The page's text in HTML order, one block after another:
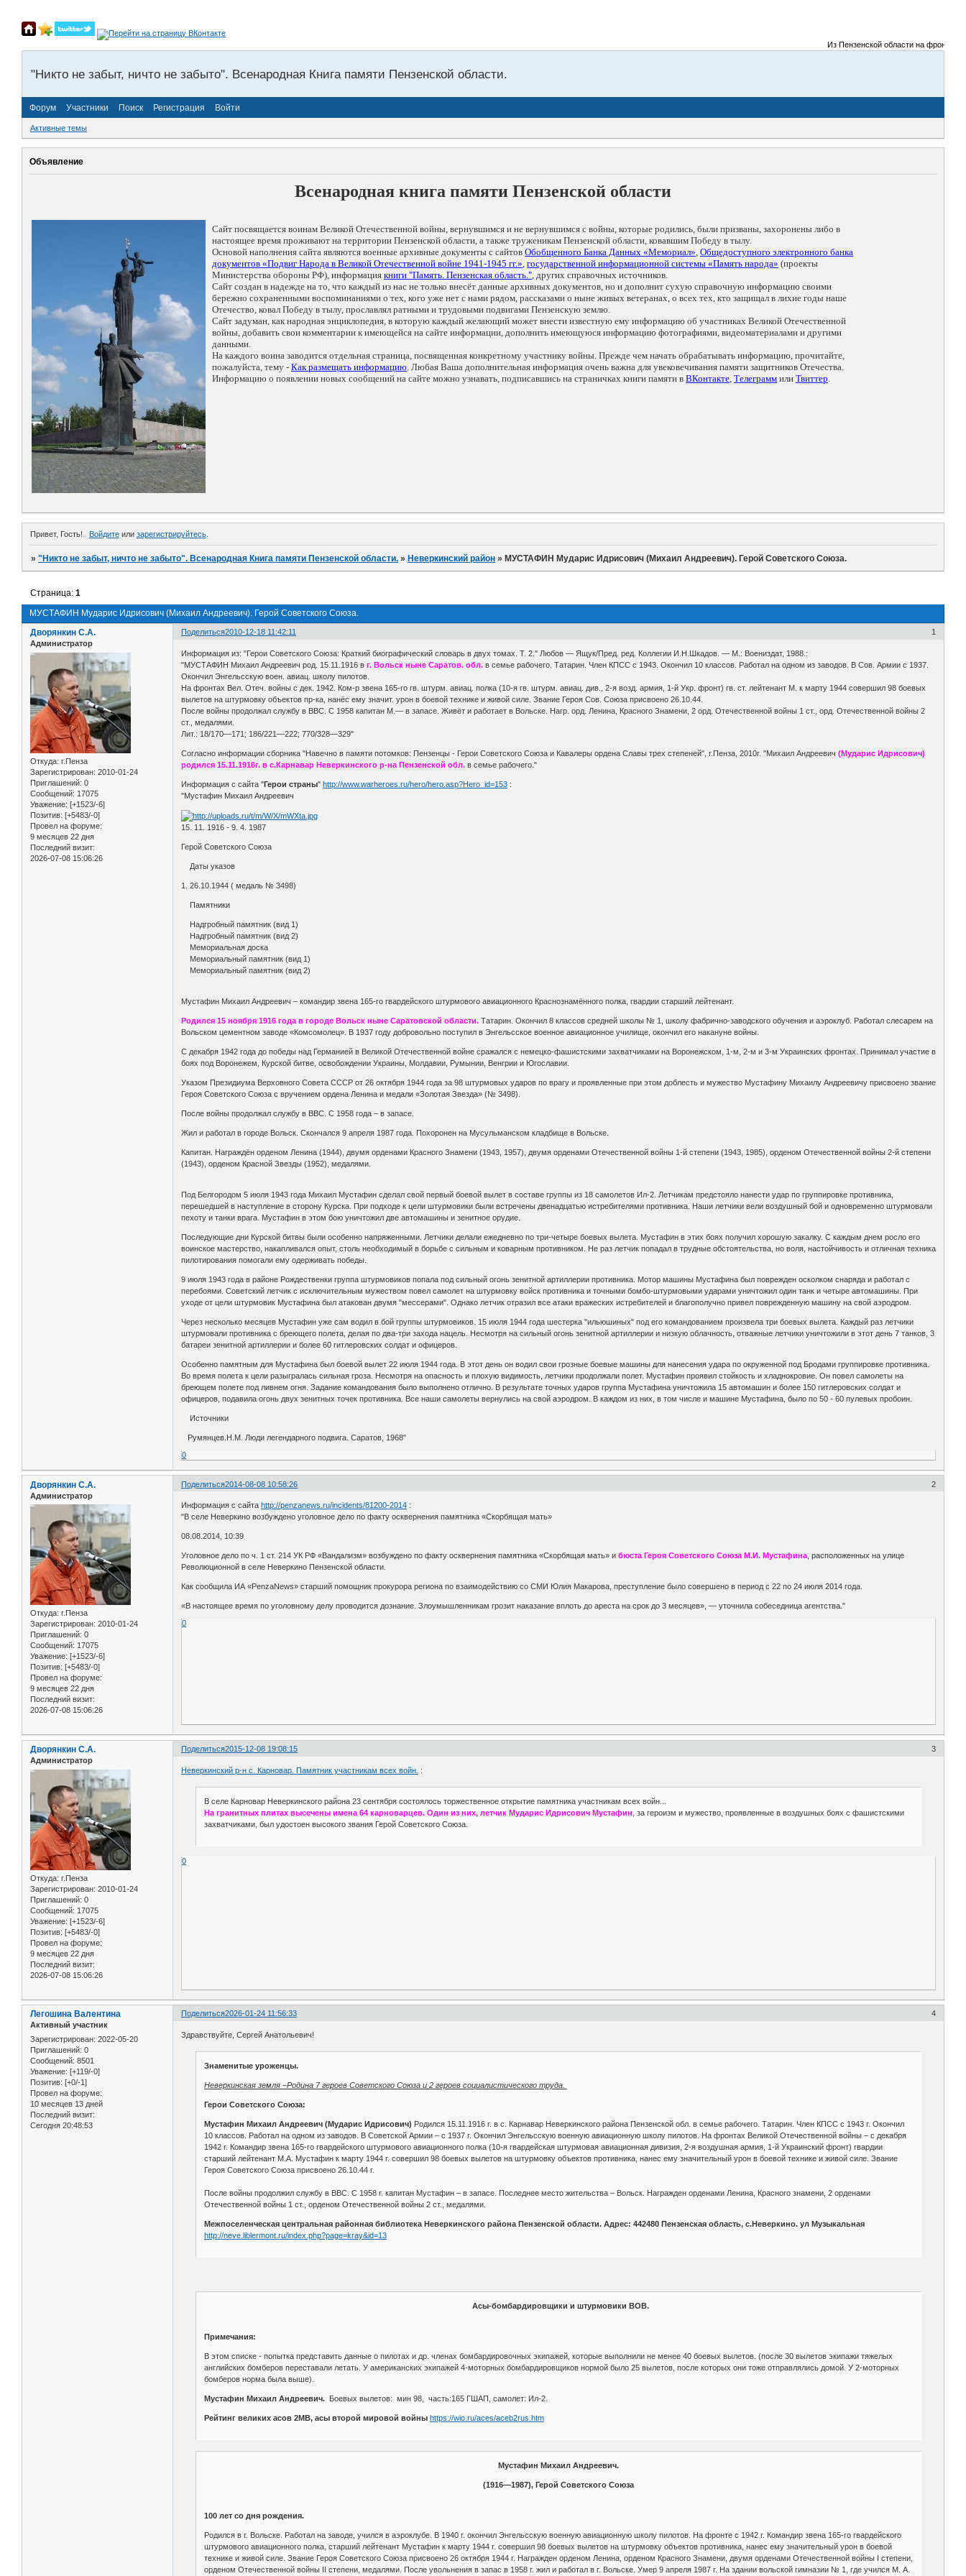
Из Пензенской области на фронты
"Никто не забыт, ничто не забыто". Всенародная Книга памяти Пензенской области.
Форум Участники Поиск Регистрация Войти
Активные темы
Объявление
Всенародная книга памяти Пензенской области
Сайт посвящается воинам Великой Отечественной войны, вернувшимся и не вернувшимся с войны, которые родились, были призваны, захоронены либо в
настоящее время проживают на территории Пензенской области, а также труженикам Пензенской области, ковавшим Победу в тылу.
Основой наполнения сайта являются военные архивные документы с сайтов Обобщенного Банка Данных «Мемориал», Общедоступного электронного банка
документов «Подвиг Народа в Великой Отечественной войне 1941-1945 гг.», государственной информационной системы «Память народа» (проекты
Министерства обороны РФ), информация книги "Память. Пензенская область.", других справочных источников.
Сайт создан в надежде на то, что каждый из нас не только внесёт данные архивных документов, но и дополнит сухую справочную информацию своими
бережно сохраненными воспоминаниями о тех, кого уже нет с нами рядом, рассказами о ныне живых ветеранах, о всех тех, кто защищал в лихие годы наше
Отечество, ковал Победу в тылу, прославлял ратными и трудовыми подвигами Пензенскую землю.
Сайт задуман, как народная энциклопедия, в которую каждый желающий может внести известную ему информацию об участниках Великой Отечественной
войны, добавить свои комментарии к имеющейся на сайте информации, дополнить имеющуюся информацию фотографиями, видеоматериалами и другими
данными.
На каждого воина заводится отдельная страница, посвященная конкретному участнику войны. Прежде чем начать обрабатывать информацию, прочитайте,
пожалуйста, тему - Как размещать информацию. Любая Ваша дополнительная информация очень важна для увековечивания памяти защитников Отечества.
Информацию о появлении новых сообщений на сайте можно узнавать, подписавшись на страничках книги памяти в ВКонтакте, Телеграмм или Твиттер.
Привет, Гость! Войдитеили зарегистрируйтесь.
»"Никто не забыт, ничто не забыто". Всенародная Книга памяти Пензенской области. » Неверкинский район » МУСТАФИН Мударис Идрисович (Михаил Андреевич). Герой Советского Союза.
МУСТАФИН Мударис Идрисович (Михаил Андреевич). Герой Советского Союза.
Страница:1
Поделиться 1
2010-12-18 11:42:11
Дворянкин С.А.
Администратор
Откуда: г.Пенза
Зарегистрирован: 2010-01-24
Приглашений: 0
Сообщений: 17075
Уважение: [+1523/-6]
Позитив: [+5483/-0]
Провел на форуме:
9 месяцев 22 дня
Последний визит:
2026-07-08 15:06:26
Информация из: "Герои Советского Союза: Краткий биографический словарь в двух томах. Т. 2." Любов — Ящук/Пред. ред. Коллегии И.Н.Шкадов. — М.: Воениздат, 1988.:
"МУСТАФИН Михаил Андреевич род. 15.11.1916 вг. Вольск ныне Саратов. обл. в семье рабочего. Татарин. Член КПСС с 1943. Окончил 10 классов. Работал на одном из заводов. В Сов. Армии с 1937.
Окончил Энгельсскую воен. авиац. школу пилотов.
На фронтах Вел. Отеч. войны с дек. 1942. Ком-р звена 165-го гв. штурм. авиац. полка (10-я гв. штурм. авиац. див., 2-я возд. армия, 1-й Укр. фронт) гв. ст. лейтенант М. к марту 1944 совершил 98 боевых
вылетов на штурмовку объектов пр-ка, нанёс ему значит. урон в боевой технике и живой силе. Звание Героя Сов. Союза присвоено 26.10.44.
После войны продолжал службу в ВВС. С 1958 капитан М.— в запасе. Живёт и работает в Вольске. Нагр. орд. Ленина, Красного Знамени, 2 орд. Отечественной войны 1 ст., орд. Отечественной войны 2
ст., медалями.
Лит.: 18/170—171; 186/221—222; 770/328—329"
Согласно информации сборника "Навечно в памяти потомков: Пензенцы - Герои Советского Союза и Кавалеры ордена Славы трех степеней", г.Пенза, 2010г. "Михаил Андреевич(Мударис Идрисович)
родился 15.11.1916г. в с.Карнавар Неверкинского р-на Пензенской обл. в семье рабочего."
Информация с сайта "Герои страны"http://www.warheroes.ru/hero/hero.asp?Hero_id=153 :
"Мустафин Михаил Андреевич
15. 11. 1916 - 9. 4. 1987
Герой Советского Союза
Даты указов
1. 26.10.1944 ( медаль № 3498)
Памятники
Надгробный памятник (вид 1)
Надгробный памятник (вид 2)
Мемориальная доска
Мемориальный памятник (вид 1)
Мемориальный памятник (вид 2)
Мустафин Михаил Андреевич – командир звена 165-го гвардейского штурмового авиационного Краснознамённого полка, гвардии старший лейтенант.
Родился 15 ноября 1916 года в городе Вольск ныне Саратовской области. Татарин. Окончил 8 классов средней школы № 1, школу фабрично-заводского обучения и аэроклуб. Работал слесарем на
Вольском цементном заводе «Комсомолец». В 1937 году добровольно поступил в Энгельсское военное авиационное училище, окончил его накануне войны.
С декабря 1942 года до победы над Германией в Великой Отечественной войне сражался с немецко-фашистскими захватчиками на Воронежском, 1-м, 2-м и 3-м Украинских фронтах. Принимал участие в
боях под Воронежем, Курской битве, освобождении Украины, Молдавии, Румынии, Венгрии и Югославии.
Указом Президиума Верховного Совета СССР от 26 октября 1944 года за 98 штурмовых ударов по врагу и проявленные при этом доблесть и мужество Мустафину Михаилу Андреевичу присвоено звание
Героя Советского Союза с вручением ордена Ленина и медали «Золотая Звезда» (№ 3498).
После войны продолжал службу в ВВС. С 1958 года – в запасе.
Жил и работал в городе Вольск. Скончался 9 апреля 1987 года. Похоронен на Мусульманском кладбище в Вольске.
Капитан. Награждён орденом Ленина (1944), двумя орденами Красного Знамени (1943, 1957), двумя орденами Отечественной войны 1-й степени (1943, 1985), орденом Отечественной войны 2-й степени
(1943), орденом Красной Звезды (1952), медалями.
Под Белгородом 5 июля 1943 года Михаил Мустафин сделал свой первый боевой вылет в составе группы из 18 самолетов Ил-2. Летчикам предстояло нанести удар по группировке противника,
перешедшей в наступление в сторону Курска. При подходе к цели штурмовики были встречены двенадцатью истребителями противника. Наши летчики вели воздушный бой и одновременно штурмовали
пехоту и танки врага. Мустафин в этом бою уничтожил две автомашины и зенитное орудие.
Последующие дни Курской битвы были особенно напряженными. Летчики делали ежедневно по три-четыре боевых вылета. Мустафин в этих боях получил хорошую закалку. С каждым днем росло его
воинское мастерство, накапливался опыт, столь необходимый в борьбе с сильным и коварным противником. Не раз летчик попадал в трудные обстоятельства, но воля, настойчивость и отличная техника
пилотирования помогали ему одерживать победы.
9 июля 1943 года в районе Рождественки группа штурмовиков попала под сильный огонь зенитной артиллерии противника. Мотор машины Мустафина был поврежден осколком снаряда и работал с
перебоями. Советский летчик с исключительным мужеством повел самолет на штурмовку войск противника и точными бомбо-штурмовыми ударами уничтожил один танк и четыре автомашины. При
уходе от цели штурмовик Мустафина был атакован двумя "мессерами". Однако летчик отразил все атаки вражеских истребителей и благополучно привел поврежденную машину на свой аэродром.
Через несколько месяцев Мустафин уже сам водил в бой группы штурмовиков. 15 июля 1944 года шестерка "ильюшиных" под его командованием произвела три боевых вылета. Каждый раз летчики
штурмовали противника с бреющего полета, делая по два-три захода нацель. Несмотря на сильный огонь зенитной артиллерии и низкую облачность, отважные летчики уничтожили в этот день 7 танков, 3
батареи зенитной артиллерии и более 60 гитлеровских солдат и офицеров.
Особенно памятным для Мустафина был боевой вылет 22 июля 1944 года. В этот день он водил свои грозные боевые машины для нанесения удара по окруженной под Бродами группировке противника.
Во время полета к цели разыгралась сильная гроза. Несмотря на опасность и плохую видимость, летчики продолжали полет. Мустафин проявил стойкость и хладнокровие. Он повел самолеты на
бреющем полете под ливнем огня. Задание командования было выполнено отлично. В результате точных ударов группа Мустафина уничтожила 15 автомашин и более 150 гитлеровских солдат и
офицеров, подавила огонь двух зенитных точек противника. Все наши самолеты вернулись на свой аэродром. В каждом из них, в том числе и машине Мустафина, было по 50 - 60 пулевых пробоин.
Источники
Румянцев.Н.М. Люди легендарного подвига. Саратов, 1968"
0
Поделиться 2
2014-08-08 10:58:26
Дворянкин С.А.
Администратор
Откуда: г.Пенза
Зарегистрирован: 2010-01-24
Приглашений: 0
Сообщений: 17075
Уважение: [+1523/-6]
Позитив: [+5483/-0]
Провел на форуме:
9 месяцев 22 дня
Последний визит:
2026-07-08 15:06:26
Информация с сайта http://penzanews.ru/incidents/81200-2014 :
"В селе Неверкино возбуждено уголовное дело по факту осквернения памятника «Скорбящая мать»
08.08.2014, 10:39
Уголовное дело по ч. 1 ст. 214 УК РФ «Вандализм» возбуждено по факту осквернения памятника «Скорбящая мать» ибюста Героя Советского Союза М.И. Мустафина , расположенных на улице
Революционной в селе Неверкино Пензенской области.
Как сообщила ИА «PenzaNews» старший помощник прокурора региона по взаимодействию со СМИ Юлия Макарова, преступление было совершено в период с 22 по 24 июля 2014 года.
«В настоящее время по уголовному делу проводится дознание. Злоумышленникам грозит наказание вплоть до ареста на срок до 3 месяцев», — уточнила собеседница агентства."
0
Поделиться 3
2015-12-08 19:08:15
Дворянкин С.А.
Администратор
Откуда: г.Пенза
Зарегистрирован: 2010-01-24
Приглашений: 0
Сообщений: 17075
Уважение: [+1523/-6]
Позитив: [+5483/-0]
Провел на форуме:
9 месяцев 22 дня
Последний визит:
2026-07-08 15:06:26
Неверкинский р-н с. Карновар. Памятник участникам всех войн. :
В селе Карновар Неверкинского района 23 сентября состоялось торжественное открытие памятника участникам всех войн...
На гранитных плитах высечены имена 64 карноварцев. Один из них, летчик Мударис Идрисович Мустафин , за героизм и мужество, проявленные в воздушных боях с фашистскими
захватчиками, был удостоен высокого звания Герой Советского Союза.
0
Поделиться 4
2026-01-24 11:56:33
Легошина Валентина
Активный участник
Зарегистрирован: 2022-05-20
Приглашений: 0
Сообщений: 8501
Уважение: [+119/-0]
Позитив: [+0/-1]
Провел на форуме:
10 месяцев 13 дней
Последний визит:
Сегодня 20:48:53
Здравствуйте, Сергей Анатольевич!
Знаменитые уроженцы.
Неверкинская земля –Родина 7 героев Советского Союза и 2 героев социалистического труда.
Герои Советского Союза:
Мустафин Михаил Андреевич (Мударис Идрисович) Родился 15.11.1916 г. в с. Карнавар Неверкинского района Пензенской обл. в семье рабочего. Татарин. Член КПСС с 1943 г. Окончил
10 классов. Работал на одном из заводов. В Советской Армии – с 1937 г. Окончил Энгельсскую военную авиационную школу пилотов. На фронтах Великой Отечественной войны – с декабря
1942 г. Командир звена 165-го гвардейского штурмового авиационного полка (10-я гвардейская штурмовая авиационная дивизия, 2-я воздушная армия, 1-й Украинский фронт) гвардии
старший лейтенант М.А. Мустафин к марту 1944 г. совершил 98 боевых вылетов на штурмовку объектов противника, нанес ему значительный урон в боевой технике и живой силе. Звание
Героя Советского Союза присвоено 26.10.44 г.
После войны продолжил службу в ВВС. С 1958 г. капитан Мустафин – в запасе. Последнее место жительства – Вольск. Награжден орденами Ленина, Красного знамени, 2 орденами
Отечественной войны 1 ст., орденом Отечественной войны 2 ст., медалями.
Межпоселенческая центральная районная библиотека Неверкинского района Пензенской области. Адрес: 442480 Пензенская область, с.Неверкино. ул Музыкальная
http://neve.liblermont.ru/index.php?page=kray&id=13
Асы-бомбардировщики и штурмовики ВОВ.
Примечания:
В этом списке - попытка представить данные о пилотах и др. членах бомбардировочных экипажей, которые выполнили не менее 40 боевых вылетов. (после 30 вылетов экипажи тяжелых
английских бомберов переставали летать. У американских экипажей 4-моторных бомбардировщиков нормой было 25 вылетов, после которых они тоже отправлялись домой. У 2-моторных
бомберов норма была выше).
Мустафин Михаил Андреевич.Боевых вылетов: мин 98, часть:165 ГШАП, самолет: Ил-2.
Рейтинг великих асов 2МВ, асы второй мировой войны https://wio.ru/aces/aceb2rus.htm
Мустафин Михаил Андреевич.
(1916—1987), Герой Советского Союза
100 лет со дня рождения.
Родился в г. Вольске. Работал на заводе, учился в аэроклубе. В 1940 г. окончил Энгельсскую военную авиационную школу пилотов. На фронте с 1942 г. Командир звена 165-го гвардейского
штурмового авиационного полка, старший лейтенант Мустафин к марту 1944 г. совершил 98 боевых вылетов на штурмовку объектов противника, нанес ему значительный урон в боевой
технике и живой силе. Звание Героя Советского Союза присвоено 26 октября 1944 г. Награжден орденом Ленина, орденом Красного Знамени, двумя орденами Отечественной войны I степени,
орденом Отечественной войны II степени, медалями. После увольнения в запас в 1958 г. жил и работал в г. Вольске. Умер 9 апреля 1987 г. На здании вольской гимназии № 1, где учился М. А.